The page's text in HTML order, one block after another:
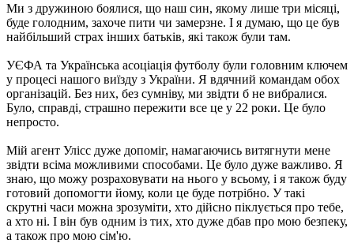
Ми з дружиною боялися, що наш син, якому лише три місяці,
буде голодним, захоче пити чи замерзне. І я думаю, що це був
найбільший страх інших батьків, які також були там.
УЄФА та Українська асоціація футболу були головним ключем
у процесі нашого виїзду з України. Я вдячний командам обох
організацій. Без них, без сумніву, ми звідти б не вибралися.
Було, справді, страшно пережити все це у 22 роки. Це було
непросто.
Мій агент Улісс дуже допоміг, намагаючись витягнути мене
звідти всіма можливими способами. Це було дуже важливо. Я
знаю, що можу розраховувати на нього у всьому, і я також буду
готовий допомогти йому, коли це буде потрібно. У такі
скрутні часи можна зрозуміти, хто дійсно піклується про тебе,
а хто ні. І він був одним із тих, хто дуже дбав про мою безпеку,
а також про мою сім'ю.